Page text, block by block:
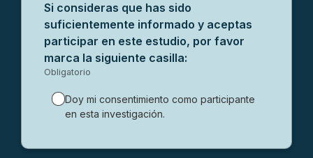
Si consideras que has sido
suficientemente informado y aceptas
participar en este estudio, por favor
marca la siguiente casilla:
Obligatorio
Doy mi consentimiento como participante
en esta investigación.